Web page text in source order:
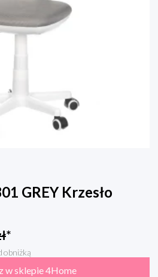
GREY Krzesło
*
obniżką
w sklepie 4Home